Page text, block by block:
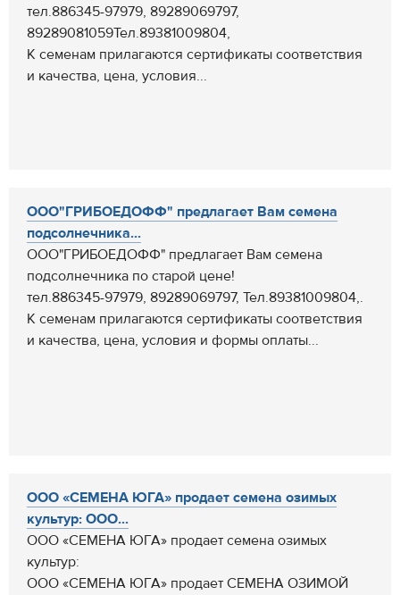
тел.886345-97979, 89289069797,
89289081059Тел.89381009804,
К семенам прилагаются сертификаты соответствия
и качества, цена, условия...
ООО"ГРИБОЕДОФФ" предлагает Вам семена
подсолнечника...
ООО"ГРИБОЕДОФФ" предлагает Вам семена
подсолнечника по старой цене!
тел.886345-97979, 89289069797, Тел.89381009804,.
К семенам прилагаются сертификаты соответствия
и качества, цена, условия и формы оплаты...
ООО «СЕМЕНА ЮГА» продает семена озимых
культур: ООО...
ООО «СЕМЕНА ЮГА» продает семена озимых
культур:
ООО «СЕМЕНА ЮГА» продает СЕМЕНА ОЗИМОЙ